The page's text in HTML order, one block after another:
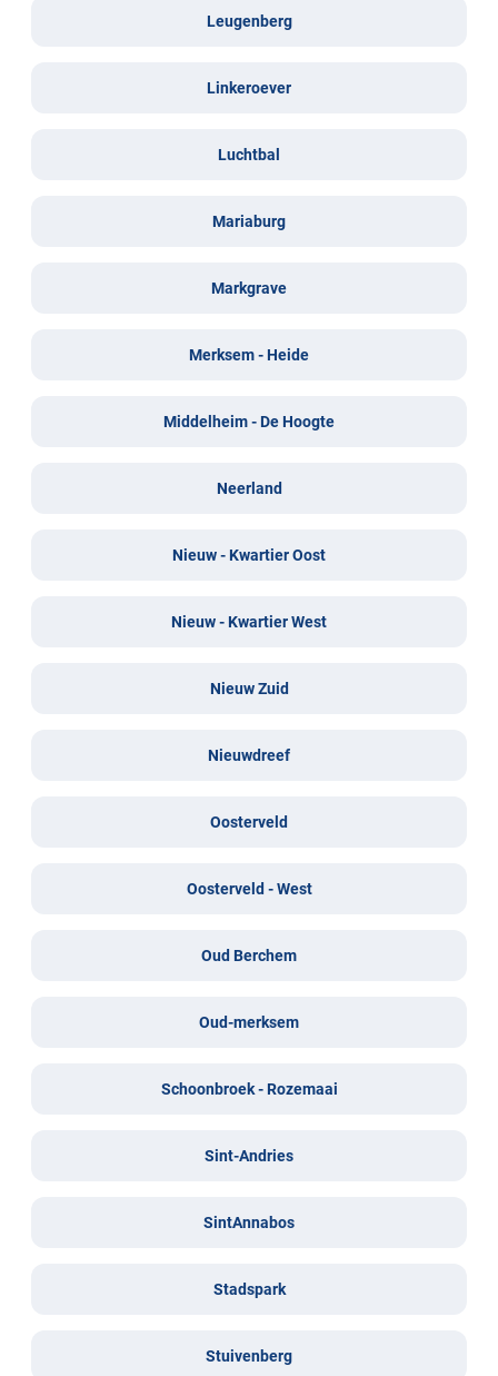
Leugenberg
Linkeroever
Luchtbal
Mariaburg
Markgrave
Merksem - Heide
Middelheim - De Hoogte
Neerland
Nieuw - Kwartier Oost
Nieuw - Kwartier West
Nieuw Zuid
Nieuwdreef
Oosterveld
Oosterveld - West
Oud Berchem
Oud-merksem
Schoonbroek - Rozemaai
Sint-Andries
SintAnnabos
Stadspark
Stuivenberg